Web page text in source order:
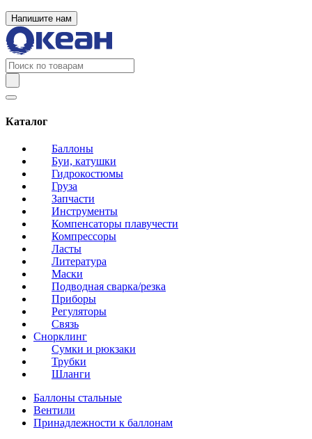
Напишите нам
Каталог
Баллоны
Буи, катушки
Гидрокостюмы
Груза
Запчасти
Инструменты
Компенсаторы плавучести
Компрессоры
Ласты
Литература
Маски
Подводная сварка/резка
Приборы
Регуляторы
Связь
Снорклинг
Сумки и рюкзаки
Трубки
Шланги
Баллоны стальные
Вентили
Принадлежности к баллонам